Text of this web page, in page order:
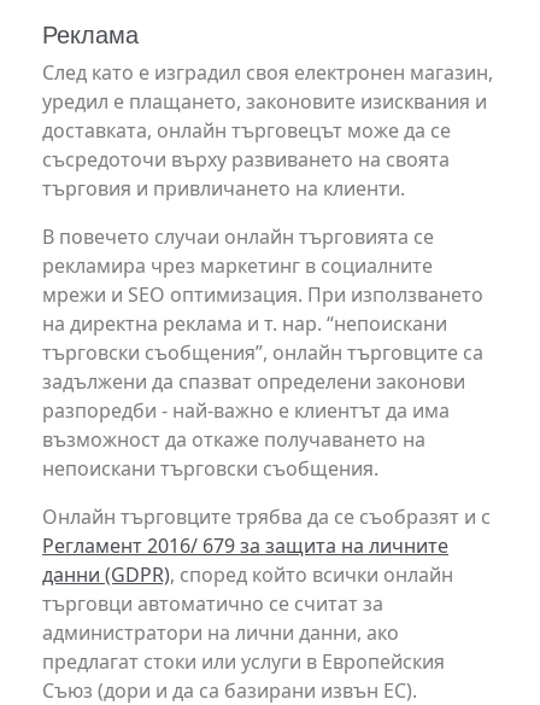
Реклама
След като е изградил своя електронен магазин,
уредил е плащането, законовите изисквания и
доставката, онлайн търговецът може да се
съсредоточи върху развиването на своята
търговия и привличането на клиенти.
В повечето случаи онлайн търговията се
рекламира чрез маркетинг в социалните
мрежи и SEO оптимизация. При използването
на директна реклама и т. нар. “непоискани
търговски съобщения”, онлайн търговците са
задължени да спазват определени законови
разпоредби - най-важно е клиентът да има
възможност да откаже получаването на
непоискани търговски съобщения.
Онлайн търговците трябва да се съобразят и с
Регламент 2016/ 679 за защита на личните
данни (GDPR), според който всички онлайн
търговци автоматично се считат за
администратори на лични данни, ако
предлагат стоки или услуги в Европейския
Съюз (дори и да са базирани извън ЕС).